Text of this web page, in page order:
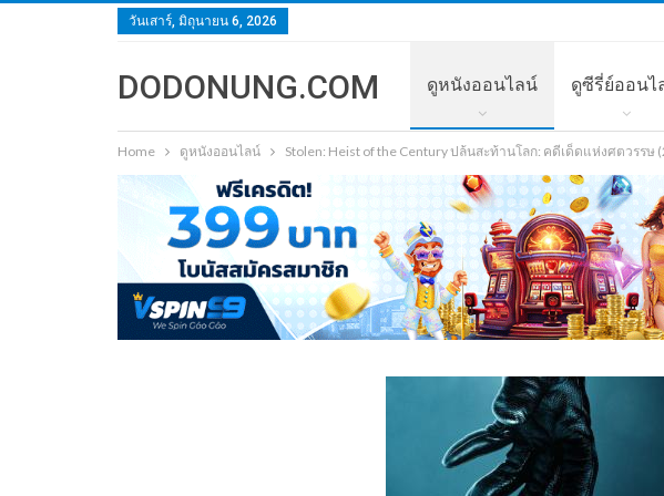
วันเสาร์, มิถุนายน 6, 2026
DODONUNG.COM ดูหนังออนไลน์ ดูซีรี่ย์ออนไ
Home ดูหนังออนไลน์ Stolen: Heist of the Century ปล้นสะท้านโลก: คดีเด็ดแห่งศตวรรษ